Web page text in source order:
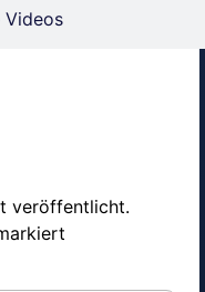
Videos
veröffentlicht.